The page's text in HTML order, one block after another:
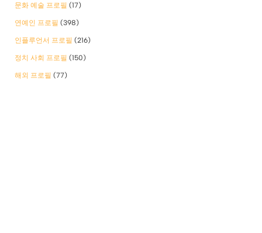
문화 예술 프로필 (17)
연예인 프로필 (398)
인플루언서 프로필 (216)
정치 사회 프로필 (150)
해외 프로필 (77)